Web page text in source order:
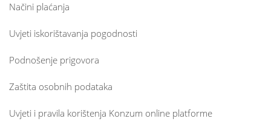
Načini plaćanja
Uvjeti iskorištavanja pogodnosti
Podnošenje prigovora
Zaštita osobnih podataka
Uvjeti i pravila korištenja Konzum online platforme